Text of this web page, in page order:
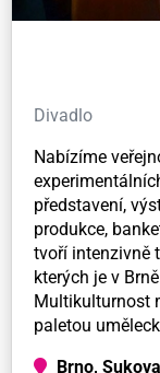
Divadlo
Nabízíme
představení,
produkce,
tvoří intenzivně
kterých je v
Multikulturnost
paletou
Brno,